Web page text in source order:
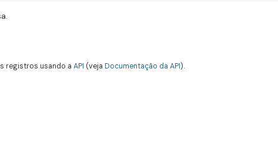
registros usando a API (veja Documentação da API).